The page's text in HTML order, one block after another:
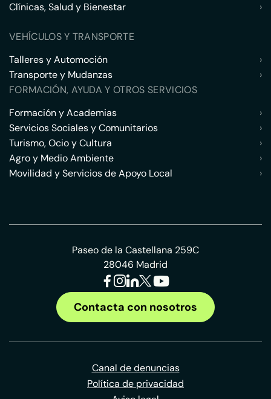
Clínicas, Salud y Bienestar
›
VEHÍCULOS Y TRANSPORTE
Talleres y Automoción
›
Transporte y Mudanzas
›
FORMACIÓN, AYUDA Y OTROS SERVICIOS
Formación y Academias
›
Servicios Sociales y Comunitarios
›
Turismo, Ocio y Cultura
›
Agro y Medio Ambiente
›
Movilidad y Servicios de Apoyo Local
›
Paseo de la Castellana 259C
28046 Madrid
Contacta con nosotros
Canal de denuncias
Política de privacidad